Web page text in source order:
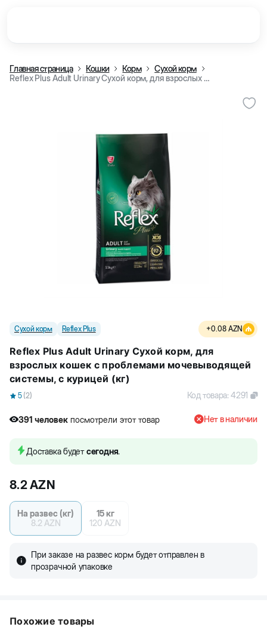
Главная страница Кошки Корм
Сухой корм
Reflex Plus Adult Urinary Сухой корм, для взрослых кошек с проблемами мочевыводящей системы, с курицей (кг)
Сухой корм Reflex Plus +0.08 AZN
Reflex Plus Adult Urinary Сухой корм, для
взрослых кошек с проблемами мочевыводящей
системы, с курицей (кг)
5 (2) Код товара:4291
391 человек посмотрели этот товар
391 человек посмотрели этот товар
Нет в наличии
Доставка будетсегодня.
8.2AZN
На развес (кг)
8.2 AZN
15 кг
120 AZN
При заказе на развес корм будет отправлен в
прозрачной упаковке
Похожие товары